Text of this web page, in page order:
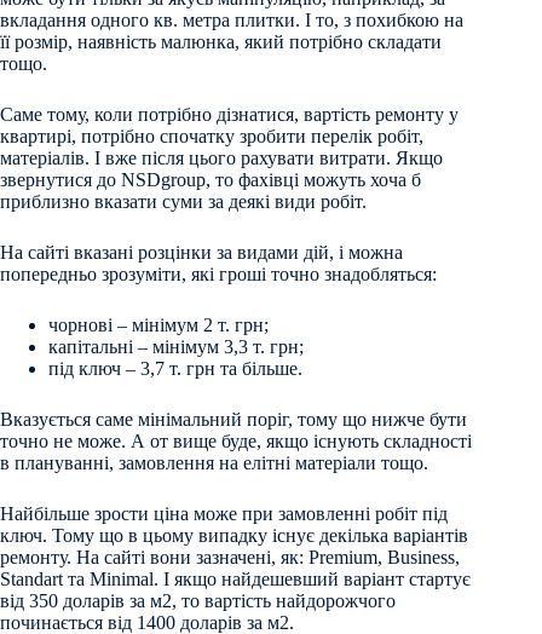
вкладання одного кв. метра плитки. І то, з похибкою на
її розмір, наявність малюнка, який потрібно складати
тощо.
Саме тому, коли потрібно дізнатися, вартість ремонту у
квартирі, потрібно спочатку зробити перелік робіт,
матеріалів. І вже після цього рахувати витрати. Якщо
звернутися до NSDgroup, то фахівці можуть хоча б
приблизно вказати суми за деякі види робіт.
На сайті вказані розцінки за видами дій, і можна
попередньо зрозуміти, які гроші точно знадобляться:
чорнові – мінімум 2 т. грн;
капітальні – мінімум 3,3 т. грн;
під ключ – 3,7 т. грн та більше.
Вказується саме мінімальний поріг, тому що нижче бути
точно не може. А от вище буде, якщо існують складності
в плануванні, замовлення на елітні матеріали тощо.
Найбільше зрости ціна може при замовленні робіт під
ключ. Тому що в цьому випадку існує декілька варіантів
ремонту. На сайті вони зазначені, як: Premium, Business,
Standart та Minimal. І якщо найдешевший варіант стартує
від 350 доларів за м2, то вартість найдорожчого
починається від 1400 доларів за м2.